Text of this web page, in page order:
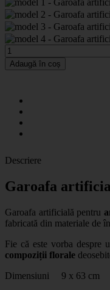
Adaugă în coș
Descriere
Garoafa
Garoafa artificială pentru
fabricată din materiale de
Fie că este vorba despre
compoziții florale
Dimensiuni 9 x 63 cm